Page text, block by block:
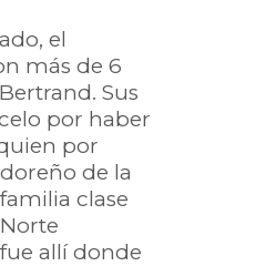
el
más de 6
Sus
por haber
por
de la
clase
allí donde